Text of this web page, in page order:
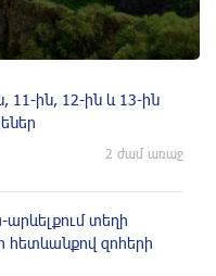
11-ին, 12-ին և 13-ին
2 ժամ առաջ
արևելքում տեղի
հետևանքով զոհերի